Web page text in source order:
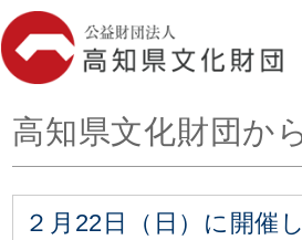
高知県文化財団か
２月22日（日）に開催